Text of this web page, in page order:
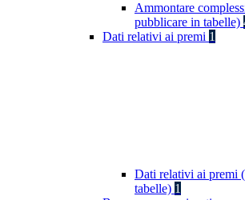
Ammontare
pubblicare in tabelle)
Dati relativi ai premi 1
Dati relativi ai premi
tabelle) 1